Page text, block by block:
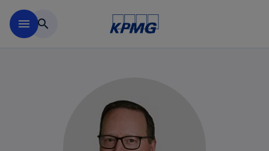
menu search